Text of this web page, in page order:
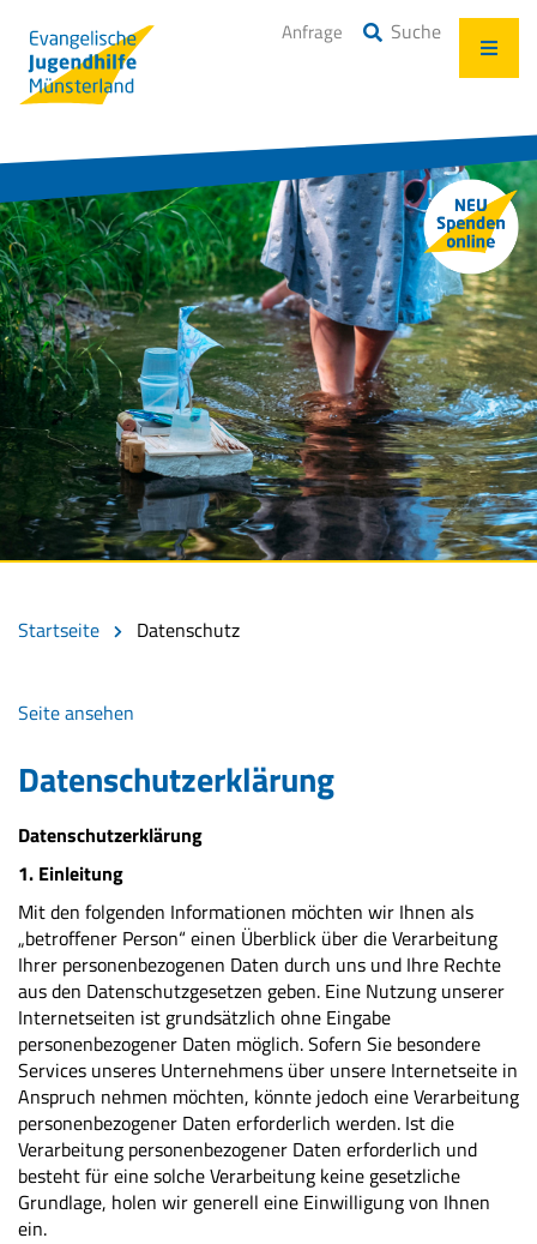
Anfrage Suche
Startseite Datenschutz
Seite ansehen
Datenschutzerklärung
Datenschutzerklärung
1. Einleitung
Mit den folgenden Informationen möchten wir Ihnen als
„betroffener Person“ einen Überblick über die Verarbeitung
Ihrer personenbezogenen Daten durch uns und Ihre Rechte
aus den Datenschutzgesetzen geben. Eine Nutzung unserer
Internetseiten ist grundsätzlich ohne Eingabe
personenbezogener Daten möglich. Sofern Sie besondere
Services unseres Unternehmens über unsere Internetseite in
Anspruch nehmen möchten, könnte jedoch eine Verarbeitung
personenbezogener Daten erforderlich werden. Ist die
Verarbeitung personenbezogener Daten erforderlich und
besteht für eine solche Verarbeitung keine gesetzliche
Grundlage, holen wir generell eine Einwilligung von Ihnen
ein.